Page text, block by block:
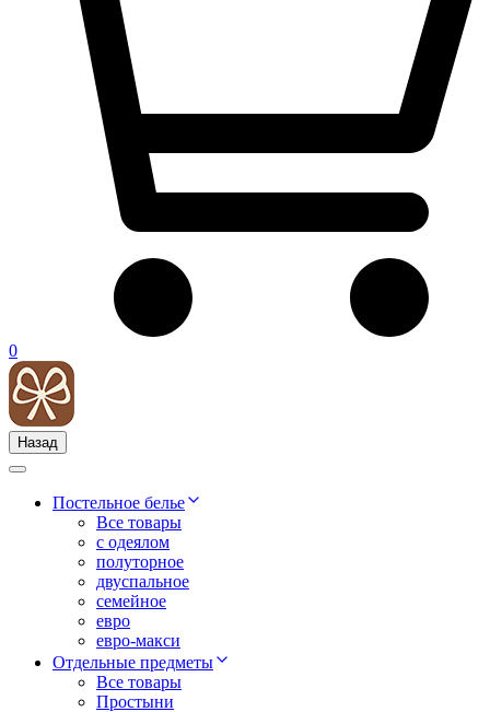
0
Назад
Постельное белье
Все товары
с одеялом
полуторное
двуспальное
семейное
евро
евро-макси
Отдельные предметы
Все товары
Простыни